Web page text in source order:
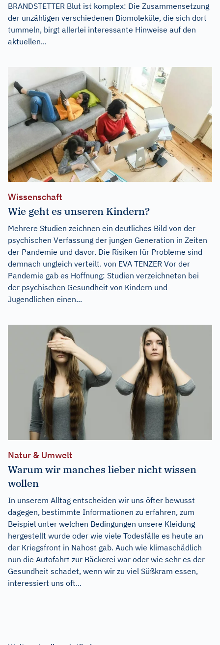
BRANDSTETTER Blut ist komplex: Die Zusammensetzung
der unzähligen verschiedenen Biomoleküle, die sich dort
tummeln, birgt allerlei interessante Hinweise auf den
aktuellen...
Wissenschaft
Wie geht es unseren Kindern?
Mehrere Studien zeichnen ein deutliches Bild von der
psychischen Verfassung der jungen Generation in Zeiten
der Pandemie und davor. Die Risiken für Probleme sind
demnach ungleich verteilt. von EVA TENZER Vor der
Pandemie gab es Hoffnung: Studien verzeichneten bei
der psychischen Gesundheit von Kindern und
Jugendlichen einen...
Natur & Umwelt
Warum wir manches lieber nicht wissen
wollen
In unserem Alltag entscheiden wir uns öfter bewusst
dagegen, bestimmte Informationen zu erfahren, zum
Beispiel unter welchen Bedingungen unsere Kleidung
hergestellt wurde oder wie viele Todesfälle es heute an
der Kriegsfront in Nahost gab. Auch wie klimaschädlich
nun die Autofahrt zur Bäckerei war oder wie sehr es der
Gesundheit schadet, wenn wir zu viel Süßkram essen,
interessiert uns oft...